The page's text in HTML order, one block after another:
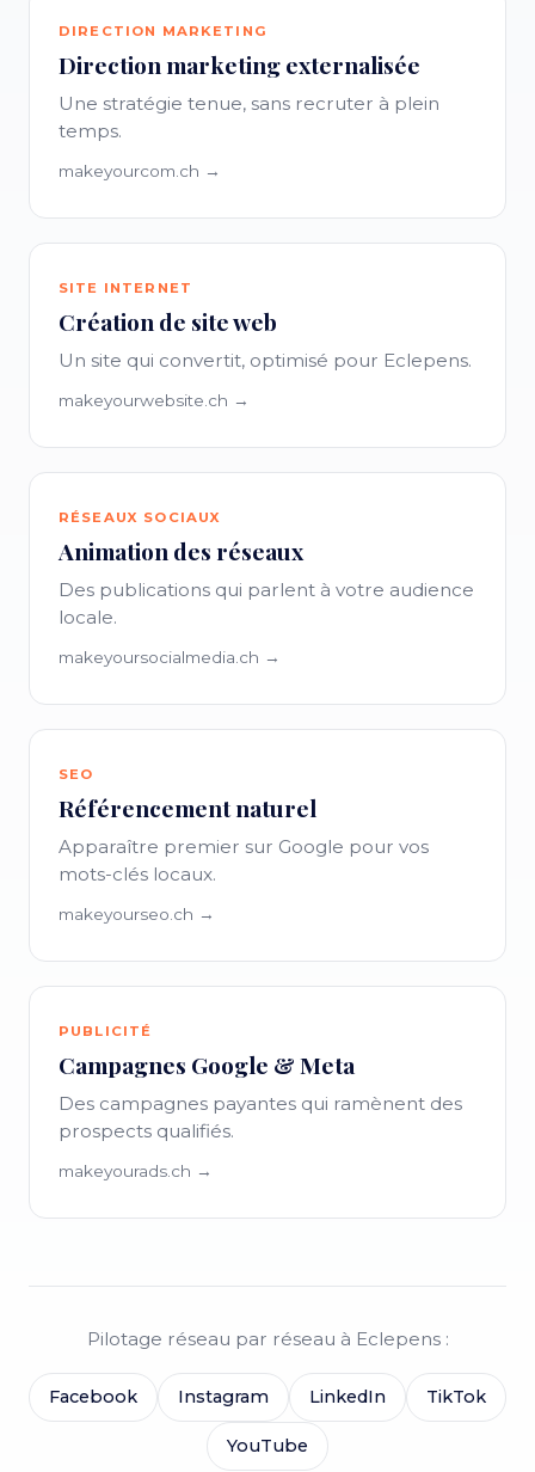
DIRECTION MARKETING
Direction marketing externalisée
Une stratégie tenue, sans recruter à plein
temps.
makeyourcom.ch →
SITE INTERNET
Création de site web
Un site qui convertit, optimisé pour Eclepens.
makeyourwebsite.ch →
RÉSEAUX SOCIAUX
Animation des réseaux
Des publications qui parlent à votre audience
locale.
makeyoursocialmedia.ch →
SEO
Référencement naturel
Apparaître premier sur Google pour vos
mots-clés locaux.
makeyourseo.ch →
PUBLICITÉ
Campagnes Google & Meta
Des campagnes payantes qui ramènent des
prospects qualifiés.
makeyourads.ch →
Pilotage réseau par réseau à Eclepens :
Facebook Instagram LinkedIn TikTok
YouTube